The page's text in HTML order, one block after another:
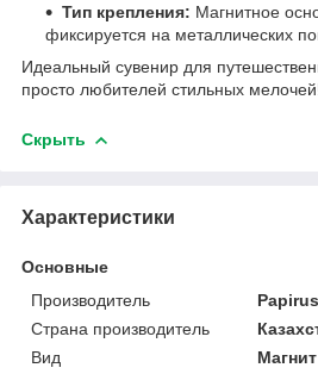
Тип крепления: Магнитное
фиксируется на металлических
Идеальный сувенир для
просто любителей стильных
Скрыть
Характеристики
Основные
Производитель
Страна производитель
Вид